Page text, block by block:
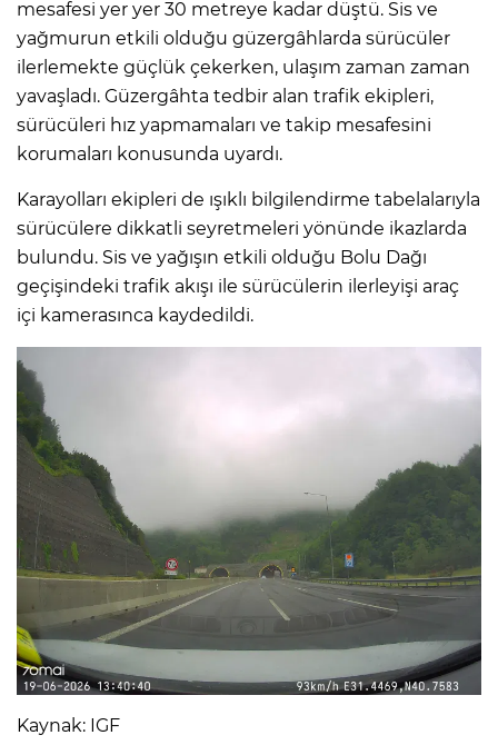
mesafesi yer yer 30 metreye kadar düştü. Sis ve
yağmurun etkili olduğu güzergâhlarda sürücüler
ilerlemekte güçlük çekerken, ulaşım zaman zaman
yavaşladı. Güzergâhta tedbir alan trafik ekipleri,
sürücüleri hız yapmamaları ve takip mesafesini
korumaları konusunda uyardı.
Karayolları ekipleri de ışıklı bilgilendirme tabelalarıyla
sürücülere dikkatli seyretmeleri yönünde ikazlarda
bulundu. Sis ve yağışın etkili olduğu Bolu Dağı
geçişindeki trafik akışı ile sürücülerin ilerleyişi araç
içi kamerasınca kaydedildi.
Kaynak: IGF